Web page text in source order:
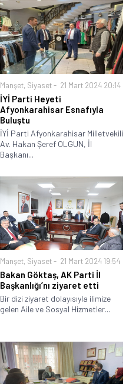
Manşet, Siyaset 21 Mart 2024 20:14
İYİ Parti Heyeti
Afyonkarahisar Esnafıyla
Buluştu
İYİ Parti Afyonkarahisar Milletvekili
Av. Hakan Şeref OLGUN, İl
Başkanı...
Manşet, Siyaset 21 Mart 2024 19:54
Bakan Göktaş, AK Parti İl
Başkanlığı’nı ziyaret etti
Bir dizi ziyaret dolayısıyla ilimize
gelen Aile ve Sosyal Hizmetler...